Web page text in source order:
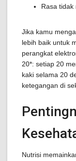
Rasa tidak
Jika kamu
lebih baik untuk
perangkat
20*: setiap 20
kaki selama 20
ketegangan di
Nutrisi